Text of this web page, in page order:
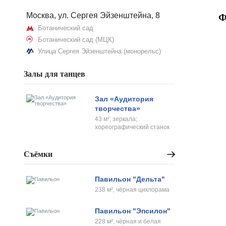
Москва, ул. Сергея Эйзенштейна, 8
Ботанический сад
Ботанический сад (МЦК)
Улица Сергея Эйзенштейна (монорельс)
Залы для танцев
Зал «Аудитория
творчества»
43 м²; зеркала;
хореографический станок
Съёмки
Павильон "Дельта"
238 м², чёрная циклорама
Павильон "Эпсилон"
228 м², чёрная и белая